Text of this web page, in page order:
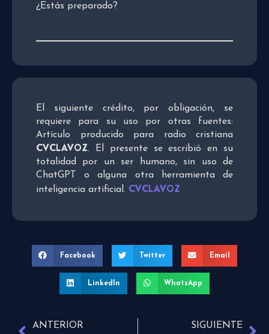
¿Estás preparado?
El siguiente crédito, por obligación, se
requiere para su uso por otras fuentes:
Artículo producido para radio cristiana
CVCLAVOZ. El presente se escribió en su
totalidad por un ser humano, sin uso de
ChatGPT o alguna otra herramienta de
inteligencia artificial. CVCLAVOZ
Facebook Twitter Email
LinkedIn WhatsApp
ANTERIOR
SIGUIENTE